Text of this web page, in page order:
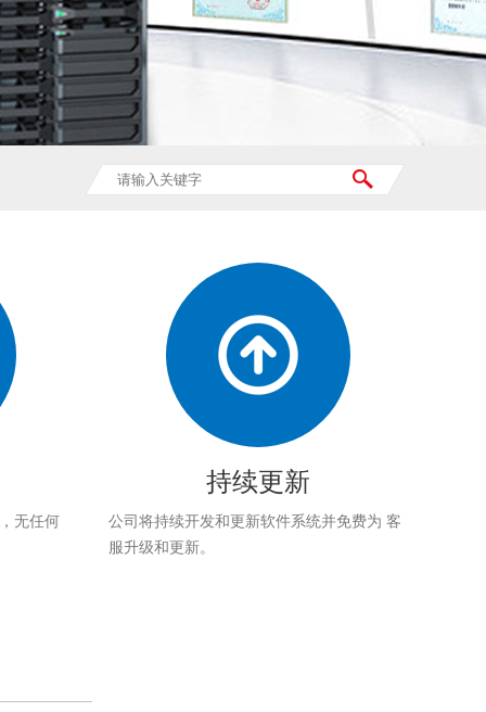
无任何
持续更新
公司将持续开发和更新软件系统并免费为 客
服升级和更新。